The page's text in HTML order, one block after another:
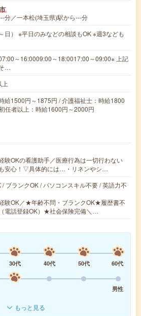
分／一本松(埼玉県)駅から---分
日） ※平日のみなどの相談もOK ※週3なども
～16:0009:00～18:0017:00～09:00※ 上記
…
上
給1500円～1875円 / 介護福祉士：時給1800
任者以上：時給1600円～2000円
験OKの看護助手／医療行為は一切行わない
安心！▽具体的には…・リネンやシ…
/ ブランクOK / パソコンスキル不要 / 英語力不
験OK／★年齢不問・ブランクOK★履歴書不
電話登録OK）★社会保険完備＼…
30代 40代 50代
60代
男性
もっと見る